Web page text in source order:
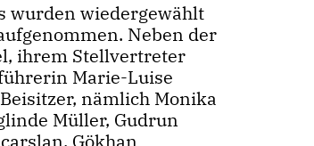
wurden wiedergewählt
Neben der
ihrem Stellvertreter
Marie-Luise
nämlich Monika
Müller, Gudrun
Gökhan